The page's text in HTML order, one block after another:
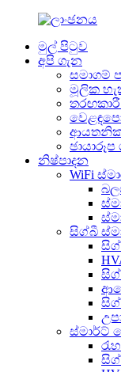
මුල් පිටුව
අපි ගැන
සමාගම්
මූලික
තරඟකාරී
ආයතනික
ඡායාරූප
නිෂ්පාදන
WiFi
සිග්බී
ස්මාර්ට්